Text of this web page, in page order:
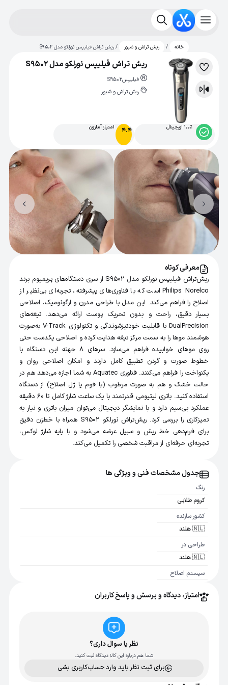
خانه / ریش تراش و شیور / ریش تراش فیلیپس نورلکو مدل S9502
لیست
علاقه‌مندی
مقایسه
ریش تراش فیلیپس نورلکو مدل S9502
فیلیپسS9502
ریش تراش و شیور
100% اورجینال 4.4 امتیاز آمازون
معرفی کوتاه
ریش‌تراش فیلیپس نورلکو مدل S9502 از سری دستگاه‌های پریمیوم برند
Philips Norelco است که با فناوری‌های پیشرفته، تجربه‌ای بی‌نظیر از
اصلاح را فراهم می‌کند. این مدل با طراحی مدرن و ارگونومیک، اصلاحی
بسیار دقیق، راحت و بدون تحریک پوست ارائه می‌دهد. تیغه‌های
DualPrecision با قابلیت خودتیزشوندگی و تکنولوژی V-Track به‌صورت
هوشمند موها را به سمت مرکز تیغه هدایت کرده و اصلاحی یکدست حتی
روی موهای خوابیده فراهم می‌سازد. سرهای 8 جهته این دستگاه با
خطوط صورت و گردن تطبیق کامل دارند و امکان اصلاحی روان و
یکنواخت را فراهم می‌کنند. فناوری Aquatec به شما اجازه می‌دهد هم در
حالت خشک و هم به صورت مرطوب (با فوم یا ژل اصلاح) از دستگاه
استفاده کنید. باتری لیتیومی قدرتمند با یک ساعت شارژ کامل تا 60 دقیقه
عملکرد بی‌سیم دارد و با نمایشگر دیجیتال می‌توان میزان باتری و نیاز به
تمیزکاری را بررسی کرد. ریش‌تراش نورلکو S9502 همراه با خط‌زن دقیق
برای فرم‌دهی خط ریش و سبیل عرضه می‌شود و با پایه شارژ لوکس،
تجربه‌ای حرفه‌ای از مراقبت شخصی را تکمیل می‌کند.
جدول مشخصات فنی و ویژگی ها
رنگ
کروم طلایی
کشور سازنده
🇳🇱 هلند
طراحی در
🇳🇱 هلند
سیستم اصلاح
استفاده خشک و
نرم افزار موبایل
امتیاز، دیدگاه و پرسش و پاسخ کاربران
نظر یا سوال داری؟
شما هم درباره این کالا دیدگاه ثبت کنید.
برای ثبت نظر باید وارد حساب‌کاربری بشی